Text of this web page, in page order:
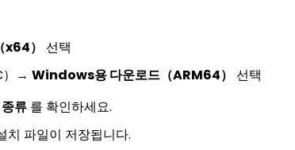
）
선택
）→ Windows용 다운로드（ARM64）
선택
류 를 확인하세요.
치 파일이 저장됩니다.